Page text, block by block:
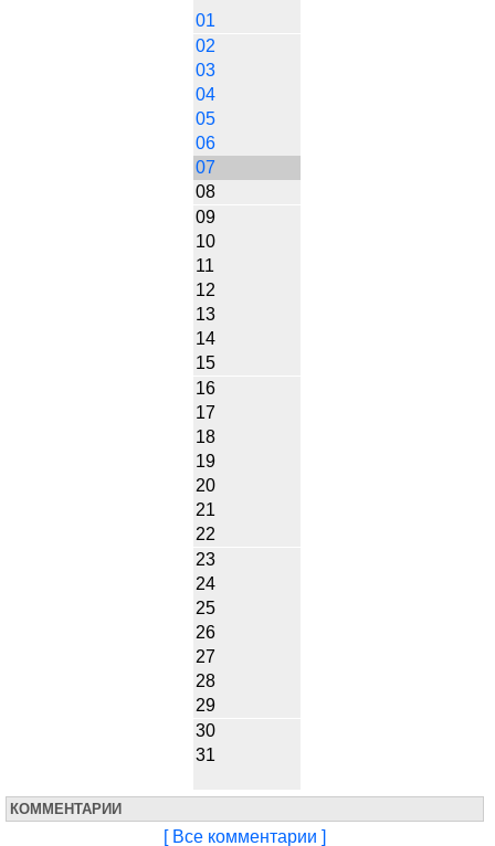
01
02
03
04
05
06
07
08
09
10
11
12
13
14
15
16
17
18
19
20
21
22
23
24
25
26
27
28
29
30
31
КОММЕНТАРИИ
[ Все комментарии ]